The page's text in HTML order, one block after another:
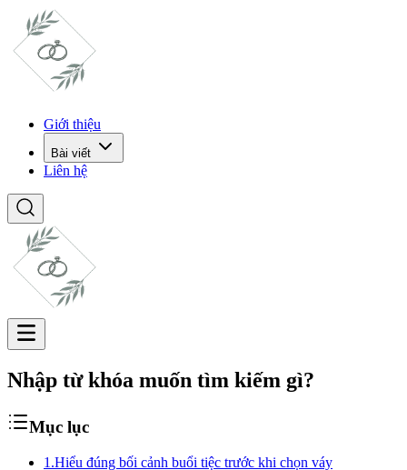
Giới thiệu
Bài viết
Liên hệ
Nhập từ khóa muốn tìm kiếm gì?
Mục lục
1.Hiểu đúng bối cảnh buổi tiệc trước khi chọn váy